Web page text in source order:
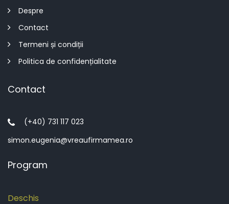
Despre
Contact
Termeni și condiții
Politica de confidențialitate
Contact
(+40) 731 117 023
simon.eugenia@vreaufirmamea.ro
Program
Deschis